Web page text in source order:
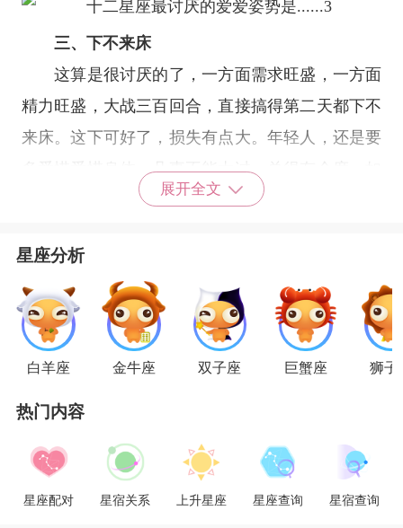
三、下不来床
这算是很讨厌的了，一方面需求旺盛，一方面
精力旺盛，大战三百回合，直接搞得第二天都下不
来床。这下可好了，损失有点大。年轻人，还是要
多爱惜爱惜身体。凡事不能太过，总得有个度，如
果身体实在强壮，那就很棒棒了!
星座乐原创文章，转载需注明出处
展开全文
星座分析
白羊座 金牛座 双子座 巨蟹座 狮子
热门内容
星座配对 星宿关系 上升星座 星座查询 星宿查询